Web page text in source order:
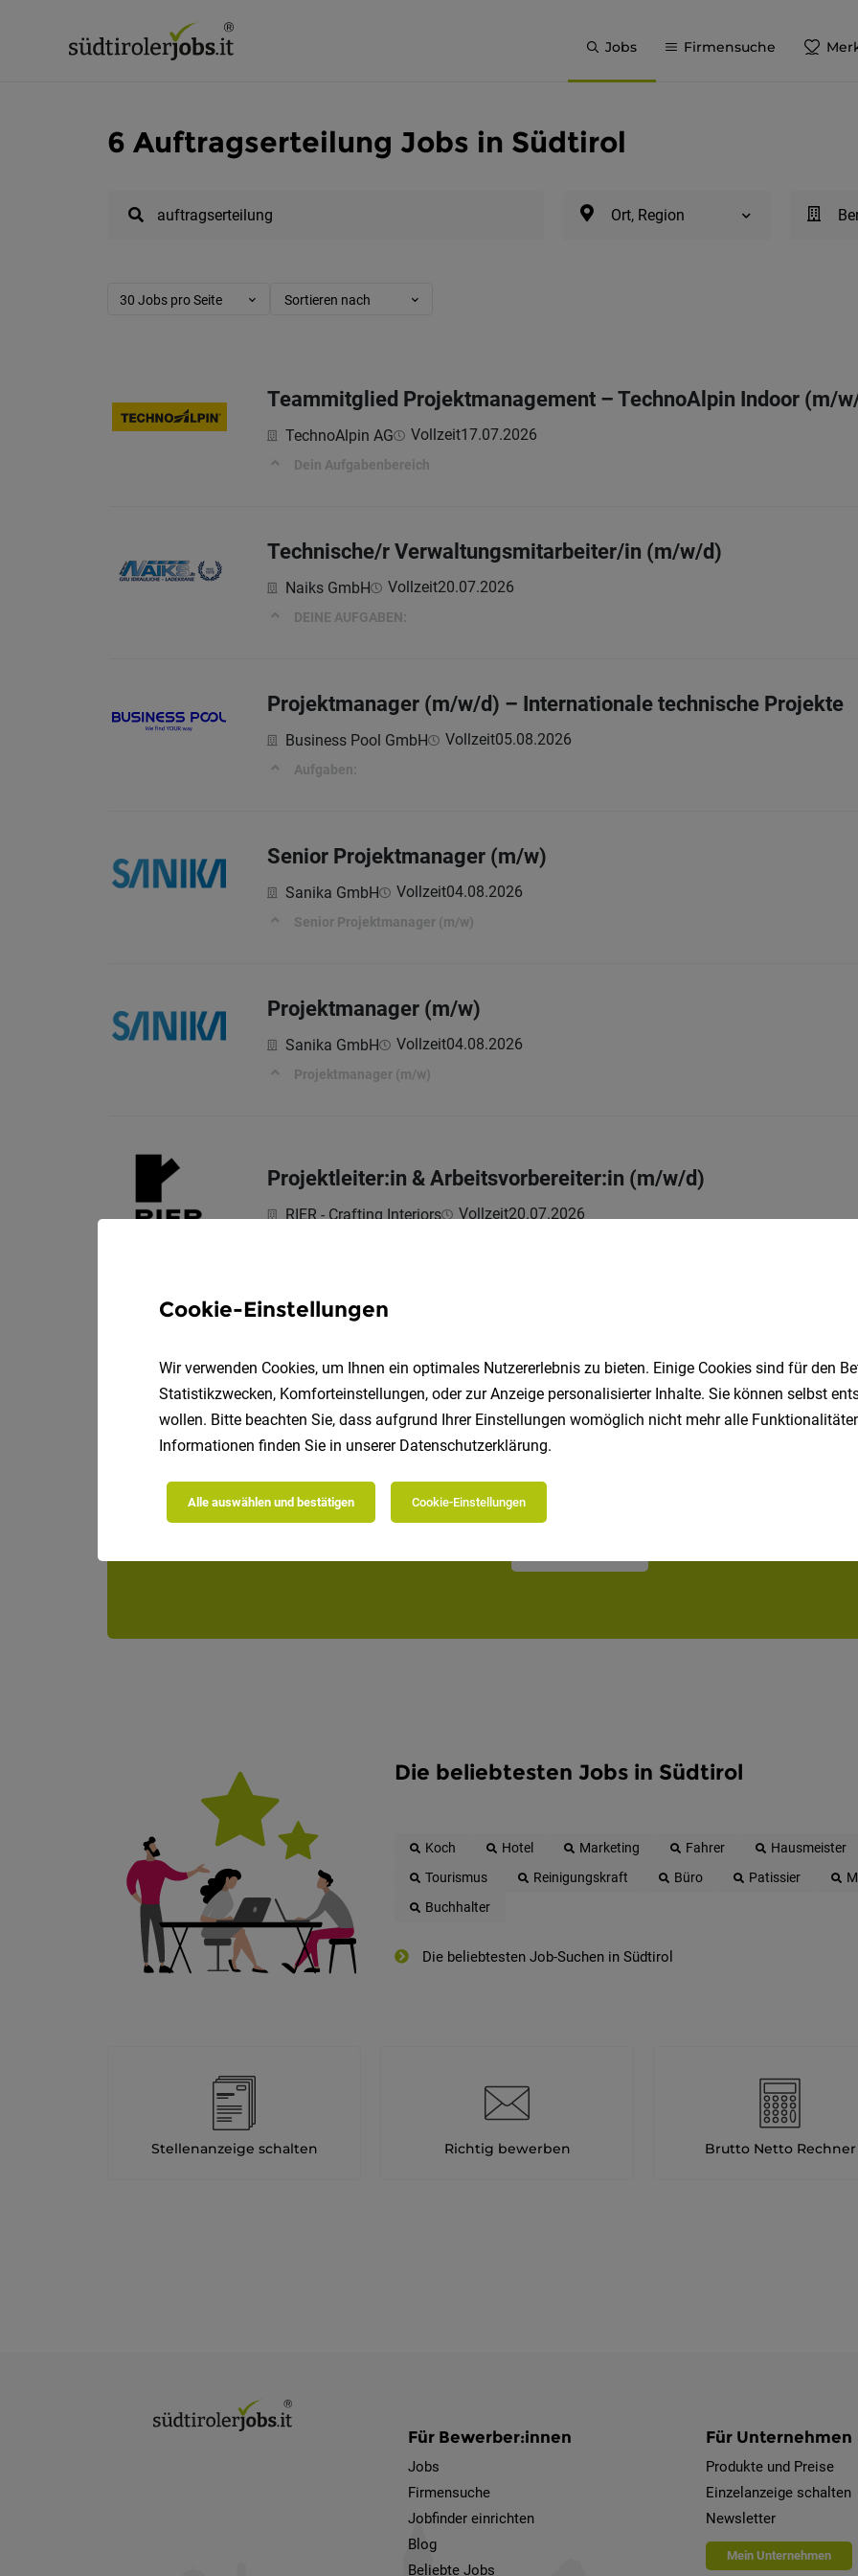
Jobs Firmensuche
6 Auftragserteilung Jobs in Südtirol
Ort, Region
30 Jobs pro Seite Sortieren nach
Teammitglied Projektmanagement – TechnoAlpin Indoor (m/
TechnoAlpin AG Vollzeit17.07.2026
Dein Aufgabenbereich
Technische/r Verwaltungsmitarbeiter/in (m/w/d)
Naiks GmbH Vollzeit20.07.2026
DEINE AUFGABEN:
Projektmanager (m/w/d) – Internationale technische Projekte
Business Pool GmbH Vollzeit05.08.2026
Aufgaben:
Senior Projektmanager (m/w)
Sanika GmbH Vollzeit04.08.2026
Senior Projektmanager (m/w)
Projektmanager (m/w)
Sanika GmbH Vollzeit04.08.2026
Projektmanager (m/w)
Projektleiter:in & Arbeitsvorbereiter:in (m/w/d)
RIER - Crafting Interiors Vollzeit20.07.2026
Speichere deine Suche als
Erhalte alle neuen Stellenangebote automatisch per
Die beliebtesten Jobs in Südtirol
Koch Hotel Marketing Fahrer Hausmeister
Tourismus
Reinigungskraft Büro Patissier
Buchhalter
Die beliebtesten Job-Suchen in Südtirol
Stellenanzeige schalten Richtig bewerben Brutto Netto Rechner
Für Bewerber:innen
Jobs
Firmensuche
Jobfinder einrichten
Blog
Beliebte Jobs
Für Unternehmen
Produkte und Preise
Einzelanzeige schalten
Newsletter
Mein Unternehmen
Cookie-Einstellungen
Wir verwenden Cookies, um Ihnen ein optimales Nutzererlebnis zu bieten. Einige Cookies sind für den
Statistikzwecken, Komforteinstellungen, oder zur Anzeige personalisierter Inhalte. Sie können selbst
wollen. Bitte beachten Sie, dass aufgrund Ihrer Einstellungen womöglich nicht mehr alle
Informationen finden Sie in unserer Datenschutzerklärung.
Alle auswählen und bestätigen Cookie-Einstellungen